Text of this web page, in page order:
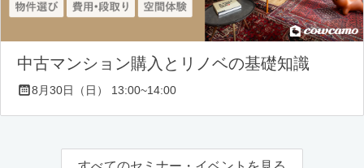
中古マンション購入とリノベの基礎知識
8月30日（日） 13:00~14:00